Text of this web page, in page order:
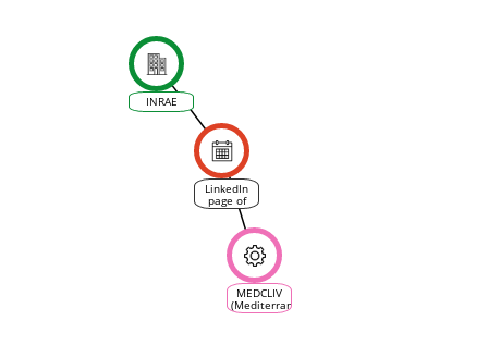
LinkedIn
page of
project
MEDCLIV
for VINEAS
platform:
subscribe
now!
INRAE
MEDCLIV
(Mediterranean
Climate